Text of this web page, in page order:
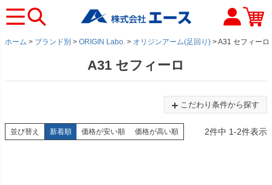
ホーム ブランド別 ORIGIN Labo. オリジンアーム(足回り) A31 セフィーロ
A31 セフィーロ
こだわり条件から探す
並び替え 新着順 価格が安い順 価格が高い順 2件中 1-2件表示